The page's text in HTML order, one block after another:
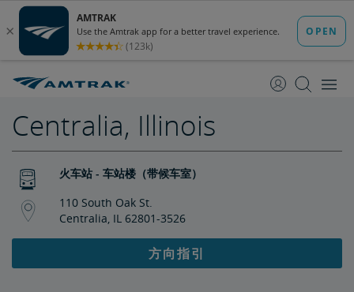
至
至
Centralia, Illinois
火车站 - 车站楼（带候车室）
110 South Oak St.
Centralia, IL 62801-3526
方向指引